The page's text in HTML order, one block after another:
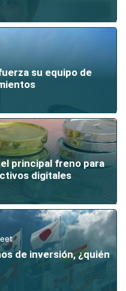
su equipo de
principal freno para
digitales
de inversión, ¿quién